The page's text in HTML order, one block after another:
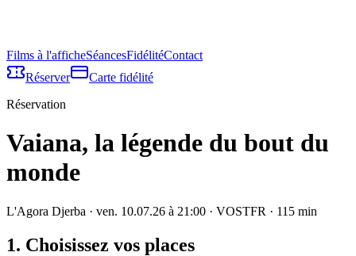
Films à l'afficheSéancesFidélitéContact
Réserver
Carte fidélité
Réservation
Vaiana, la légende du bout du
monde
L'Agora Djerba · ven. 10.07.26 à 21:00 · VOSTFR · 115 min
1. Choisissez vos places